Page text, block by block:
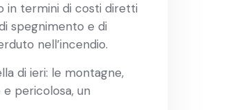
in termini di costi diretti
spegnimento e di
nell’incendio.
di ieri: le montagne,
pericolosa, un